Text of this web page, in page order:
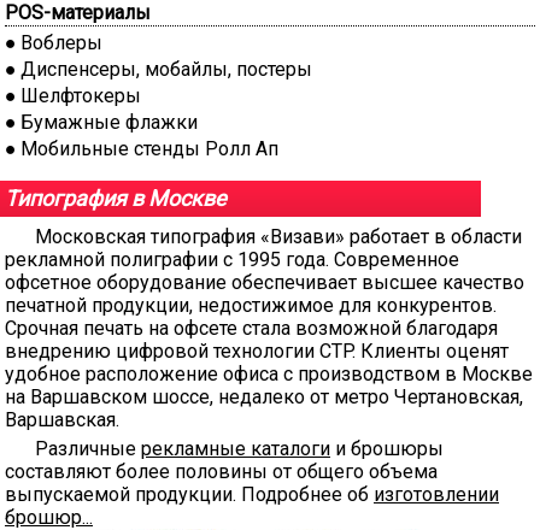
POS-материалы
Воблеры
Диспенсеры, мобайлы, постеры
Шелфтокеры
Бумажные флажки
Мобильные стенды Ролл Ап
Типография в Москве
Московская типография «Визави» работает в области
рекламной полиграфии с 1995 года. Современное
офсетное оборудование обеспечивает высшее качество
печатной продукции, недостижимое для конкурентов.
Срочная печать на офсете стала возможной благодаря
внедрению цифровой технологии CTP. Клиенты оценят
удобное расположение офиса с производством в Москве
на Варшавском шоссе, недалеко от метро Чертановская,
Варшавская.
Различные рекламные каталоги и брошюры
составляют более половины от общего объема
выпускаемой продукции. Подробнее об изготовлении
брошюр...